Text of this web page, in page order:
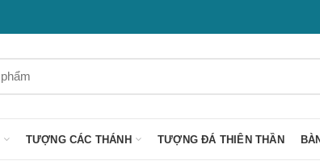
TƯỢNG CÁC THÁNH TƯỢNG ĐÁ THIÊN THẦN